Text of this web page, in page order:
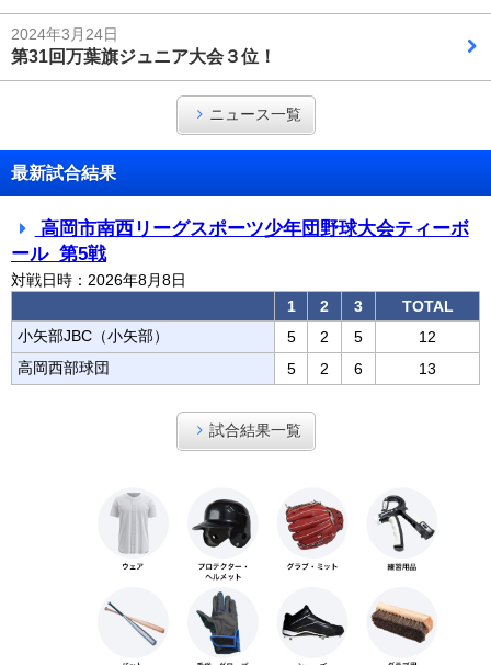
2024年3月24日
第31回万葉旗ジュニア大会３位！
ニュース一覧
最新試合結果
高岡市南西リーグスポーツ少年団野球大会ティーボ
ール 第5戦
対戦日時：2026年8月8日
1
2 3
TOTAL
小矢部JBC（小矢部）
5 2 5
12
高岡西部球団
5 2 6 13
試合結果一覧